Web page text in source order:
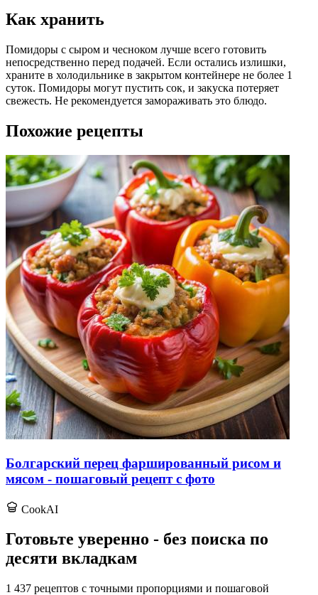
Как хранить
Помидоры с сыром и чесноком лучше всего готовить
непосредственно перед подачей. Если остались излишки,
храните в холодильнике в закрытом контейнере не более 1
суток. Помидоры могут пустить сок, и закуска потеряет
свежесть. Не рекомендуется замораживать это блюдо.
Похожие рецепты
Болгарский перец фаршированный рисом и
мясом - пошаговый рецепт с фото
CookAI
Готовьте уверенно - без поиска по
десяти вкладкам
1 437 рецептов с точными пропорциями и пошаговой